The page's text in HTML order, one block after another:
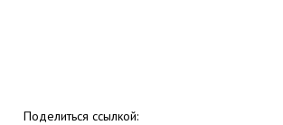
Поделиться ссылкой: